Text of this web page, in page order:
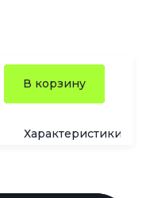
В корзину
Характеристики